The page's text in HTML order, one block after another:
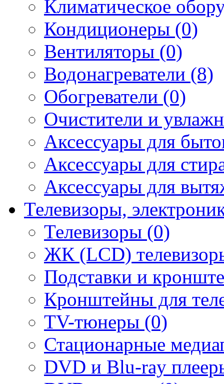
Климатическое
Кондиционеры (0)
Вентиляторы (0)
Водонагреватели (8)
Обогреватели (0)
Очистители и
Аксессуары для
Аксессуары для
Аксессуары для
Телевизоры,
Телевизоры (0)
ЖК (LCD)
Подставки и
Кронштейны для
TV-тюнеры (0)
Стационарные
DVD и Blu-ray